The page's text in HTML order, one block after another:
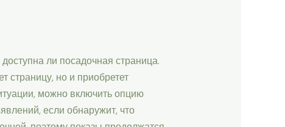
ли посадочная страница.
страницу, но и приобретет
можно включить опцию
если обнаружит, что